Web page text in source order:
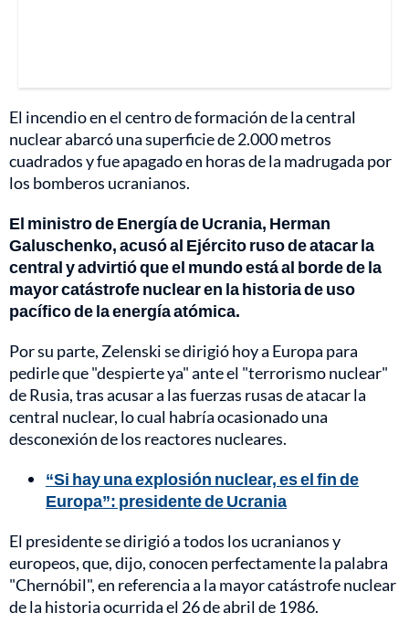
El incendio en el centro de formación de la central
nuclear abarcó una superficie de 2.000 metros
cuadrados y fue apagado en horas de la madrugada por
los bomberos ucranianos.
El ministro de Energía de Ucrania, Herman
Galuschenko, acusó al Ejército ruso de atacar la
central y advirtió que el mundo está al borde de la
mayor catástrofe nuclear en la historia de uso
pacífico de la energía atómica.
Por su parte, Zelenski se dirigió hoy a Europa para
pedirle que "despierte ya" ante el "terrorismo nuclear"
de Rusia, tras acusar a las fuerzas rusas de atacar la
central nuclear, lo cual habría ocasionado una
desconexión de los reactores nucleares.
“Si hay una explosión nuclear, es el fin de
Europa”: presidente de Ucrania
El presidente se dirigió a todos los ucranianos y
europeos, que, dijo, conocen perfectamente la palabra
"Chernóbil", en referencia a la mayor catástrofe nuclear
de la historia ocurrida el 26 de abril de 1986.